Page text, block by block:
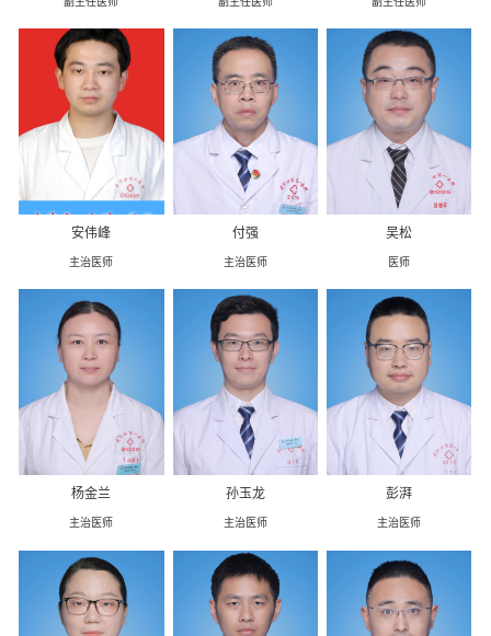
无痛胃肠镜、无痛纤支镜等
。
七、开设有麻醉门诊及疼痛治疗专家 门诊。
安伟峰
主治医师
付强
主治医师
吴松
医师
杨金兰
主治医师
孙玉龙
主治医师
彭湃
主治医师